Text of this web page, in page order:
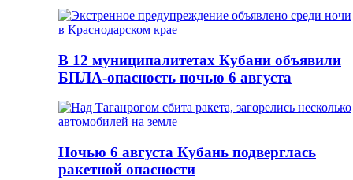
В 12 муниципалитетах Кубани объявили
БПЛА-опасность ночью 6 августа
Ночью 6 августа Кубань подверглась
ракетной опасности